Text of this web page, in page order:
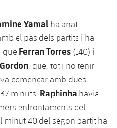
Amateur
Yamal ha anat
el pas dels partits i ha
que Ferran Torres (140) i
, que, tot i no tenir
començar amb dues
minuts. Raphinha havia
enfrontaments del
minut 40 del segon partit ha